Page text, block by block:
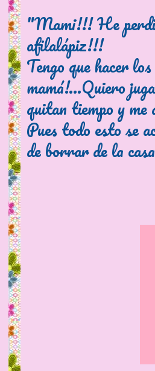
"Mami!!! He
afilalápiz!!!
Tengo que hacer
mamá!...Quiero
quitan tiempo y
Pues todo esto se
de borrar de la